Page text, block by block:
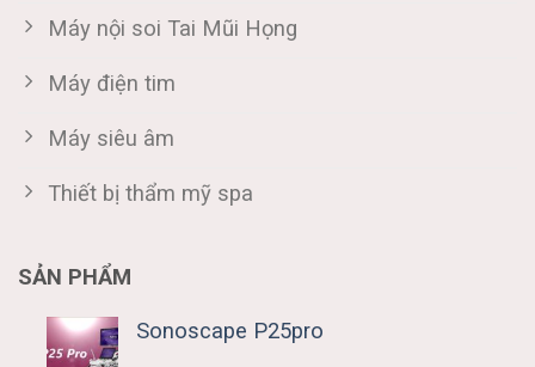
Máy nội soi Tai Mũi Họng
Máy điện tim
Máy siêu âm
Thiết bị thẩm mỹ spa
SẢN PHẨM
Sonoscape P25pro